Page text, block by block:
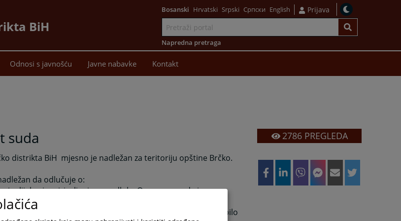
BiH
sadržaj
Bosanski Hrvatski Srpski Српски English Prijava
Napredna pretraga
Odnosi s javnošću Javne nabavke Kontakt
suda
distrikta BiH mjesno je nadležan za teritoriju opštine Brčko.
da odlučuje o:
lijekovima izjavljenim na odluke Osnovnog suda i
lijekovima izjavljenim na pravosnažne sudske odluke
zakon Distrikta, podzakonski akt ili bilo koji drugi pravni akt bilo
2786PREGLEDA